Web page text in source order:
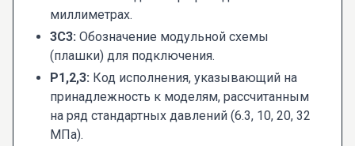
миллиметрах.
3С3: Обозначение модульной схемы
(плашки) для подключения.
Р1,2,3: Код исполнения, указывающий на
принадлежность к моделям, рассчитанным
на ряд стандартных давлений (6.3, 10, 20, 32
МПа).